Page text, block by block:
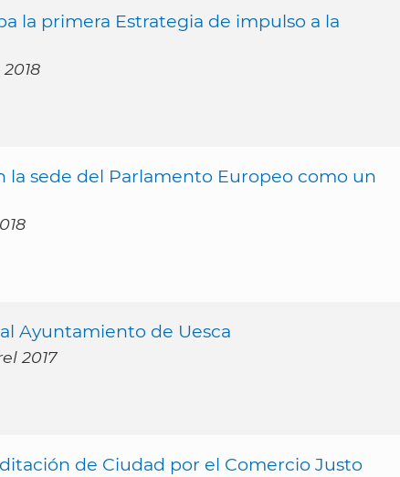
la primera Estrategia de impulso a la
la sede del Parlamento Europeo como un
Ayuntamiento de Uesca
2017
de Ciudad por el Comercio Justo